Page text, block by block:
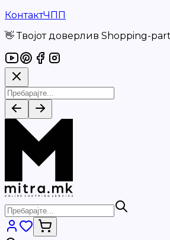
КонтактЧПП
👋 Твојот доверлив Shopping-